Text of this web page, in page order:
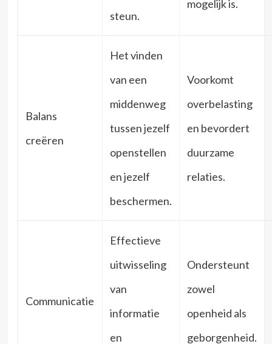
steun.
mogelijk is.
Balans
creëren
Het vinden
van een
middenweg
tussen jezelf
openstellen
en jezelf
beschermen.
Voorkomt
overbelasting
en bevordert
duurzame
relaties.
Communicatie
Effectieve
uitwisseling
van
informatie
en
Ondersteunt
zowel
openheid als
geborgenheid.